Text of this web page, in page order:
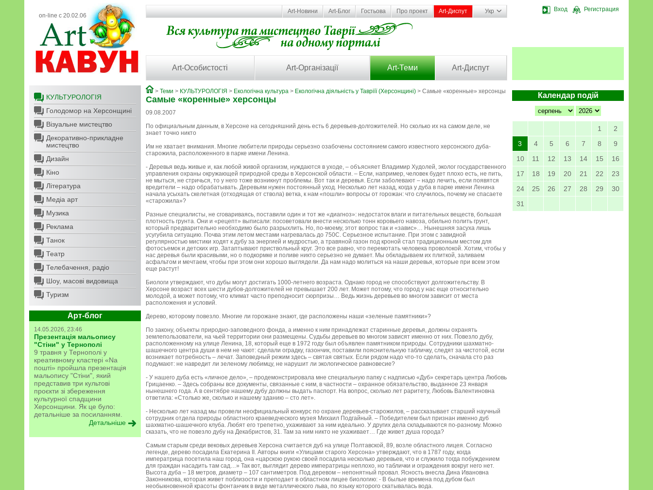
on-line с 20.02.06
Вход Регистрация
Art-Новини Art-Блог Гостьова Про проект Art-Диспут Укр
Art-Особистості Art-Організації Art-Теми Art-Диспут
КУЛЬТУРОЛОГІЯ
Голодомор на Херсонщині
Візуальне мистецтво
Декоративно-прикладне
мистецтво
Дизайн
Кіно
Література
Медіа арт
Музика
Реклама
Танок
Театр
Телебачення, радіо
Шоу, масові видовища
Туризм
Арт-блог
14.05.2026, 23:46
Презентація мальопису
"Стіни" у Тернополі
9 травня у Тернополі у
креативному кластері «Na
пошті» пройшла презентація
мальопису "Стіни", який
представив три культові
проєкти зі збереження
культурної спадщини
Херсонщини. Як це було:
детальніше за посиланням.
Детальніше
Календар подій
1
2
3
4 5 6 7 8
9
10
11 12 13 14 15
16
17
18 19 20 21 22
23
24
25 26 27 28 29
30
31
> Теми > КУЛЬТУРОЛОГІЯ > Екологічна культура > Екологічна діяльність у Тавріїї (Херсонщині) > Самые «коренные» херсонцы
Самые «коренные» херсонцы
09.08.2007
По официальным данным, в Херсоне на сегодняшний день есть 6 деревьев-долгожителей. Но сколько их на самом деле, не
знает точно никто
Им не хватает внимания. Многие любители природы серьезно озабочены состоянием самого известного херсонского дуба-
старожила, расположенного в парке имени Ленина.
- Деревья ведь живые и, как любой живой организм, нуждаются в уходе, – объясняет Владимир Худолей, эколог государственного
управления охраны окружающей природной среды в Херсонской области. – Если, например, человек будет плохо есть, не пить,
не мыться, не стричься, то у него тоже возникнут проблемы. Вот так и деревья. Если заболевают – надо лечить, если появятся
вредители – надо обрабатывать. Деревьям нужен постоянный уход. Несколько лет назад, когда у дуба в парке имени Ленина
начала усыхать скелетная (отходящая от ствола) ветка, к нам «пошли» вопросы от горожан: что случилось, почему не спасаете
«старожила»?
Разные специалисты, не сговариваясь, поставили один и тот же «диагноз»: недостаток влаги и питательных веществ, большая
плотность грунта. Они и «рецепт» выписали: посоветовали внести несколько тонн коровьего навоза, обильно полить грунт,
который предварительно необходимо было разрыхлить. Но, по-моему, этот вопрос так и «завис»… Нынешняя засуха лишь
усугубила ситуацию. Почва этим летом местами нагревалась до 750С. Серьезное испытание. При этом с завидной
регулярностью мистики ходят к дубу за энергией и мудростью, а травяной газон под кроной стал традиционным местом для
фотосъемок и детских игр. Затаптывают приствольный круг. Это все равно, что перемотать человека проволокой. Хотим, чтобы у
нас деревья были красивыми, но о подкормке и поливе никто серьезно не думает. Мы обкладываем их плиткой, заливаем
асфальтом и мечтаем, чтобы при этом они хорошо выглядели. Да нам надо молиться на наши деревья, которые при всем этом
еще растут!
Биологи утверждают, что дубы могут достигать 1000-летнего возраста. Однако город не способствуют долгожительству. В
Херсоне возраст всех шести дубов-долгожителей не превышает 200 лет. Может потому, что город у нас еще относительно
молодой, а может потому, что климат часто преподносит сюрпризы… Ведь жизнь деревьев во многом зависит от места
расположения и условий.
Дерево, которому повезло. Многие ли горожане знают, где расположены наши «зеленые памятники»?
По закону, объекты природно-заповедного фонда, а именно к ним принадлежат старинные деревья, должны охранять
землепользователи, на чьей территории они размещены. Судьбы деревьев во многом зависят именно от них. Повезло дубу,
расположенному на улице Ленина, 18, который еще в 1972 году был объявлен памятником природы. Сотрудники шахматно-
шашечного центра души в нем не чают: сделали оградку, газончик, поставили пояснительную табличку, следят за чистотой, если
возникает потребность – лечат. Заповедный режим здесь – святая святых. Если рядом надо что-то сделать, сначала сто раз
подумают: не навредит ли зеленому любимцу, не нарушит ли экологическое равновесие?
- У нашего дуба есть «личное дело», – продемонстрировала мне специальную папку с надписью «Дуб» секретарь центра Любовь
Грицаенко. – Здесь собраны все документы, связанные с ним, в частности – охранное обязательство, выданное 23 января
нынешнего года. А в сентябре нашему дубу должны выдать паспорт. На вопрос, сколько лет раритету, Любовь Валентиновна
ответила: «Столько же, сколько и нашему зданию – сто лет».
- Несколько лет назад мы провели неофициальный конкурс по охране деревьев-старожилов, – рассказывает старший научный
сотрудник отдела природы областного краеведческого музея Михаил Подгайный. – Победителем был признан именно дуб
шахматно-шашечного клуба. Любят его трепетно, ухаживают за ним идеально. У других дела складываются по-разному. Можно
сказать, что не повезло дубу на Декабристов, 31. Там за ним никто не ухаживает… Где живет душа города?
Самым старым среди вековых деревьев Херсона считается дуб на улице Полтавской, 89, возле областного лицея. Согласно
легенде, дерево посадила Екатерина ІІ. Авторы книги «Улицами старого Херсона» утверждают, что в 1787 году, когда
императрица посетила наш город, она «царскою рукою своей посадила несколько деревьев, что и служило тогда побуждением
для граждан насадить там сад…» Так вот, выглядит дерево императрицы неплохо, но таблички и ограждения вокруг него нет.
Высота дуба – 18 метров, диаметр – 107 сантиметров. Под деревом – непонятный провал. Ясность внесла Дина Ивановна
Законникова, которая живет поблизости и преподает в областном лицее биологию: - В былые времена под дубом был
необыкновенной красоты фонтанчик в виде металлического льва, по языку которого скатывалась вода.